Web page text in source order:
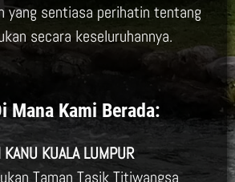
yang sentiasa perihatin tentang
secara keseluruhannya.
Mana Kami Berada:
KANU KUALA LUMPUR
Taman Tasik Titiwangsa